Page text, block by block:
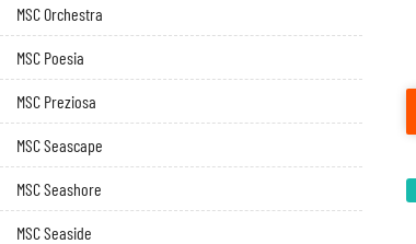
MSC Orchestra
MSC Poesia
MSC Preziosa
MSC Seascape
MSC Seashore
MSC Seaside